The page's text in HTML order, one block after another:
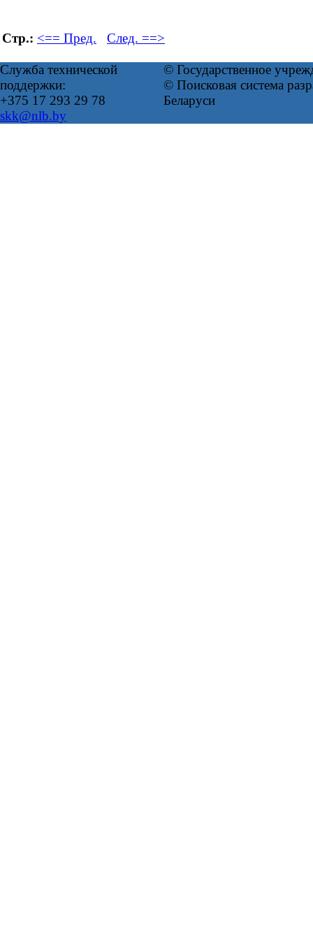
Стр.: <== Пред. След. ==>
Служба технической
поддержки:
+375 17 293 29 78
skk@nlb.by
© Государственное
© Поисковая система
Беларуси